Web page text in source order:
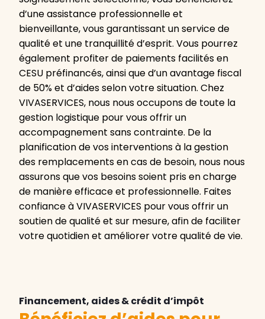
d’une assistance professionnelle et
bienveillante, vous garantissant un service de
qualité et une tranquillité d’esprit. Vous pourrez
également profiter de paiements facilités en
CESU préfinancés, ainsi que d’un avantage fiscal
de 50% et d’aides selon votre situation. Chez
VIVASERVICES, nous nous occupons de toute la
gestion logistique pour vous offrir un
accompagnement sans contrainte. De la
planification de vos interventions à la gestion
des remplacements en cas de besoin, nous nous
assurons que vos besoins soient pris en charge
de manière efficace et professionnelle. Faites
confiance à VIVASERVICES pour vous offrir un
soutien de qualité et sur mesure, afin de faciliter
votre quotidien et améliorer votre qualité de vie.
Financement, aides & crédit d’impôt